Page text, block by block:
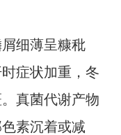
细薄呈糠秕
症状加重，冬
真菌代谢产物
素沉着或减